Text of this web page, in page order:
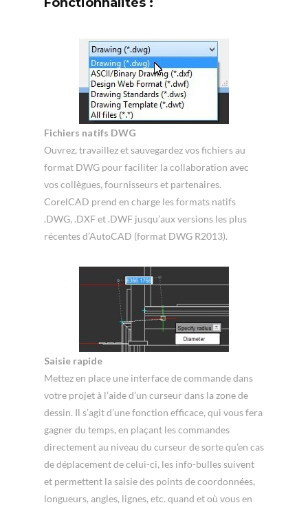
Fichiers natifs DWG
Ouvrez, travaillez et sauvegardez vos fichiers au
format DWG pour faciliter la collaboration avec
vos collègues, fournisseurs et partenaires.
CorelCAD prend en charge les formats natifs
.DWG, .DXF et .DWF jusqu’aux versions les plus
récentes d’AutoCAD (format DWG R2013).
Saisie rapide
Mettez en place une interface de commande dans
votre projet à l’aide d’un curseur dans la zone de
dessin. Il s’agit d’une fonction efficace, qui vous fera
gagner du temps, en plaçant les commandes
directement au niveau du curseur de sorte qu’en cas
de déplacement de celui-ci, les info-bulles suivent
et permettent la saisie des points de coordonnées,
longueurs, angles, lignes, etc. quand et où vous en